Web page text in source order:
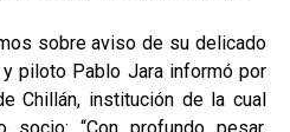
sobre aviso de su delicado
piloto Pablo Jara informó por
Chillán, institución de la cual